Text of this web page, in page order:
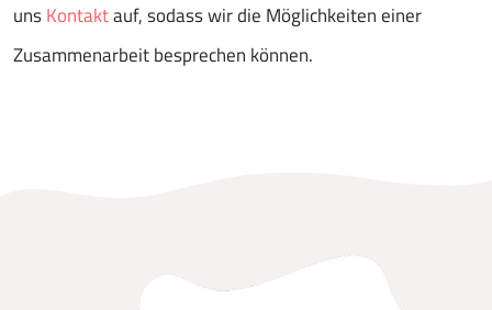
unsKontaktauf, sodass wir die Möglichkeiten einer
Zusammenarbeit besprechen können.